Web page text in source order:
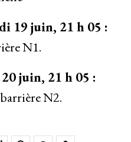
19 juin, 21 h 05 :
N1.
juin, 21 h 05 :
N2.